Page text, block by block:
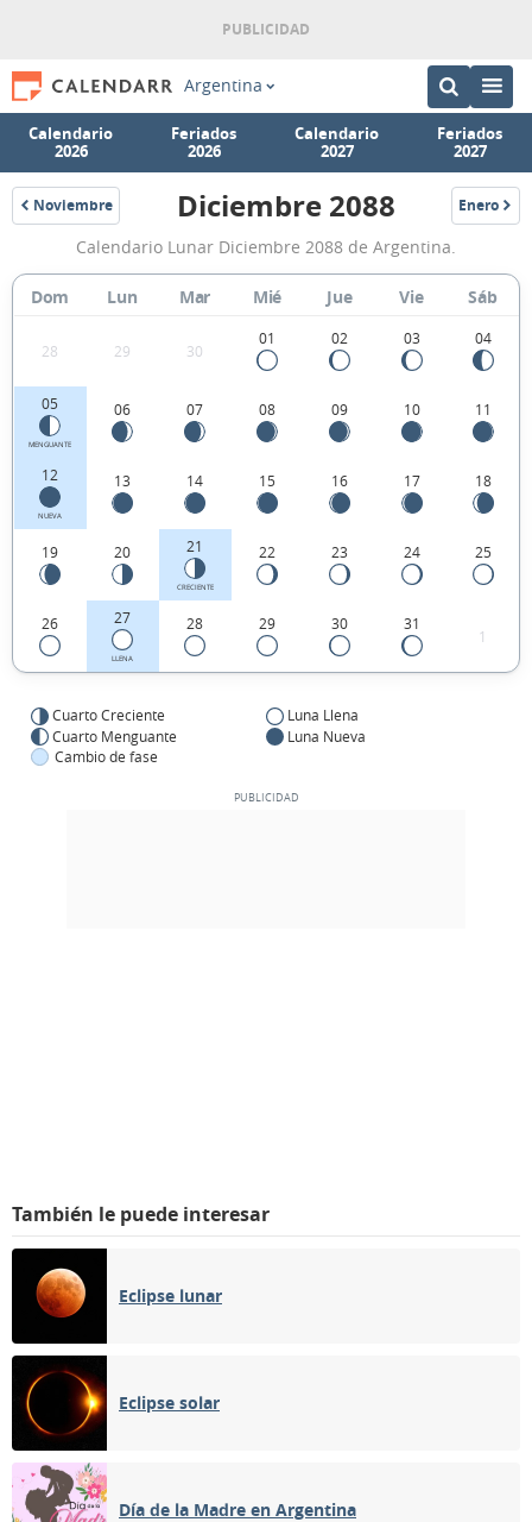
Argentina
Calendario
2026
Feriados
2026
Calendario
2027
Feriados
2027
Noviembre
2088
Calendario
Lunar
Diciembre
2088
Argentina.
Diciembre 2088 Enero
2089
Calendario Lunar Diciembre 2088 de Argentina.
Dom Lun Mar Mié Jue Vie Sáb
28 29 30
01 02 03 04
05
MENGUANTE
06 07 08 09 10 11
12
NUEVA
13 14 15 16 17 18
19 20 21
CRECIENTE
22 23 24 25
26 27
LLENA
28 29 30 31
1
Cuarto Creciente
Luna Llena
Cuarto Menguante
Luna Nueva
Cambio de fase
También le puede interesar
Eclipse lunar
Eclipse solar
Día de la Madre en Argentina